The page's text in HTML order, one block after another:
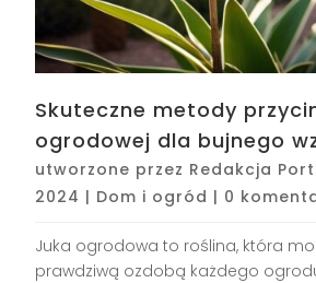
Skuteczne metody
ogrodowej dla bujnego
utworzone przez Redakcja
2024 | Dom i ogród | 0
Juka ogrodowa to roślina, która
prawdziwą ozdobą każdego